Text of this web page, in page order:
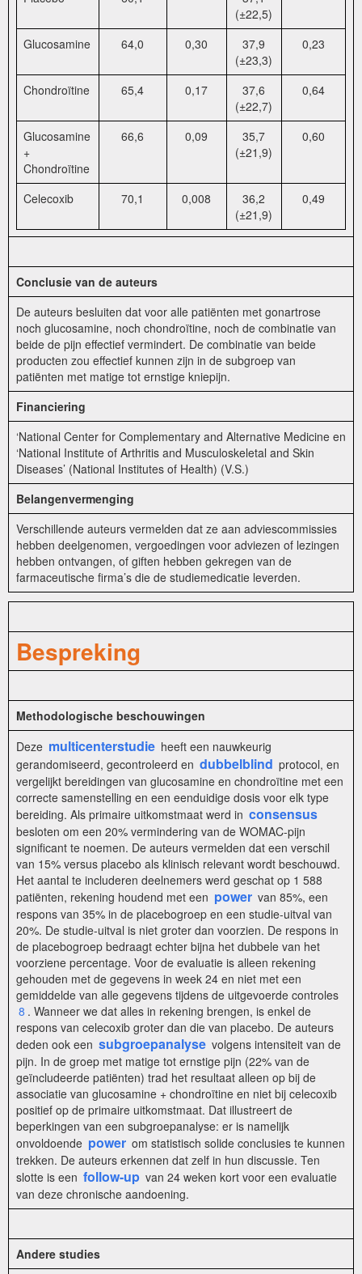
(±22,5)
Glucosamine
64,0 0,30
37,9
(±23,3)
0,23
Chondroïtine 65,4 0,17
37,6
(±22,7)
0,64
Glucosamine
+
Chondroïtine
66,6 0,09
35,7
(±21,9)
0,60
Celecoxib 70,1 0,008
36,2
(±21,9)
0,49
Conclusie van de auteurs
De auteurs besluiten dat voor alle patiënten met gonartrose
noch glucosamine, noch chondroïtine, noch de combinatie van
beide de pijn effectief vermindert. De combinatie van beide
producten zou effectief kunnen zijn in de subgroep van
patiënten met matige tot ernstige kniepijn.
Financiering
‘National Center for Complementary and Alternative Medicine en
‘National Institute of Arthritis and Musculoskeletal and Skin
Diseases’ (National Institutes of Health) (V.S.)
Belangenvermenging
Verschillende auteurs vermelden dat ze aan adviescommissies
hebben deelgenomen, vergoedingen voor adviezen of lezingen
hebben ontvangen, of giften hebben gekregen van de
farmaceutische firma’s die de studiemedicatie leverden.
Bespreking
Methodologische beschouwingen
Deze multicenterstudie heeft een nauwkeurig
gerandomiseerd, gecontroleerd en dubbelblind protocol, en
vergelijkt bereidingen van glucosamine en chondroïtine met een
correcte samenstelling en een eenduidige dosis voor elk type
bereiding. Als primaire uitkomstmaat werd in consensus
besloten om een 20% vermindering van de WOMAC-pijn
significant te noemen. De auteurs vermelden dat een verschil
van 15% versus placebo als klinisch relevant wordt beschouwd.
Het aantal te includeren deelnemers werd geschat op 1 588
patiënten, rekening houdend met een power van 85%, een
respons van 35% in de placebogroep en een studie-uitval van
20%. De studie-uitval is niet groter dan voorzien. De respons in
de placebogroep bedraagt echter bijna het dubbele van het
voorziene percentage. Voor de evaluatie is alleen rekening
gehouden met de gegevens in week 24 en niet met een
gemiddelde van alle gegevens tijdens de uitgevoerde controles
8 . Wanneer we dat alles in rekening brengen, is enkel de
respons van celecoxib groter dan die van placebo. De auteurs
deden ook een subgroepanalyse volgens intensiteit van de
pijn. In de groep met matige tot ernstige pijn (22% van de
geïncludeerde patiënten) trad het resultaat alleen op bij de
associatie van glucosamine + chondroïtine en niet bij celecoxib
positief op de primaire uitkomstmaat. Dat illustreert de
beperkingen van een subgroepanalyse: er is namelijk
onvoldoende power om statistisch solide conclusies te kunnen
trekken. De auteurs erkennen dat zelf in hun discussie. Ten
slotte is een follow-up van 24 weken kort voor een evaluatie
van deze chronische aandoening.
Andere studies